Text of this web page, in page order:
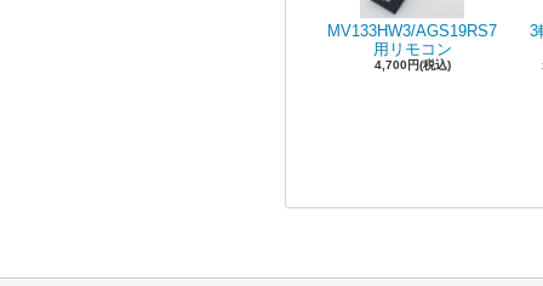
MV133HW3/AGS19RS7
用リモコン
4,700円(税込)
3